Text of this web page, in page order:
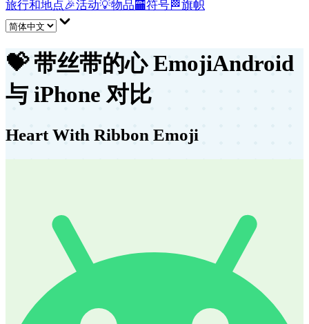
旅行和地点🎉活动💡物品🏧符号🏁旗帜
💝 带丝带的心 EmojiAndroid
与 iPhone 对比
Heart With Ribbon Emoji